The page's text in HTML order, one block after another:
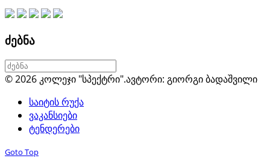
ძებნა
© 2026 კოლეჯი "სპექტრი".ავტორი: გიორგი ბადაშვილი
საიტის რუქა
ვაკანსიები
ტენდერები
Goto Top